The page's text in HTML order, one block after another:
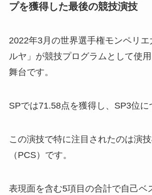
プを獲得した最後の競技演技
2022年3月の世界選手権モンペリ
ルヤ」が競技プログラムとして使
舞台です。
SPでは71.58点を獲得し、SP3位に
この演技で特に注目されたのは演
（PCS）です。
表現面を含む5項目の合計で自己ベ